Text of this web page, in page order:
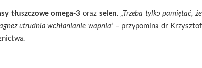
tłuszczowe omega-3 oraz selen. „Trzeba tylko pamiętać, że
utrudnia wchłanianie wapnia” – przypomina dr Krzysztof